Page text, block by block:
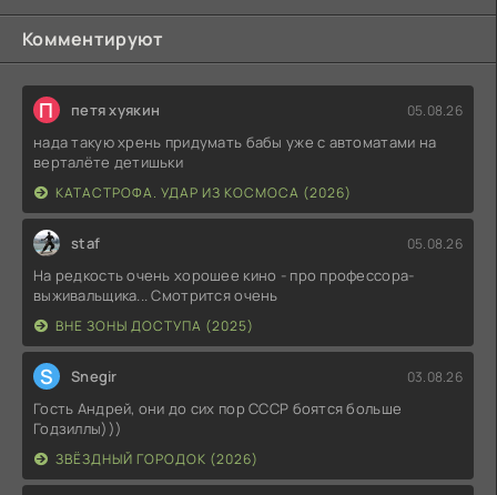
Комментируют
П петя хуякин 05.08.26
нада такую хрень придумать бабы уже с автоматами на
верталёте детишьки
КАТАСТРОФА. УДАР ИЗ КОСМОСА (2026)
staf 05.08.26
На редкость очень хорошее кино - про профессора-
выживальщика... Смотрится очень
ВНЕ ЗОНЫ ДОСТУПА (2025)
S Snegir 03.08.26
Гость Андрей, они до сих пор СССР боятся больше
Годзиллы)))
ЗВЁЗДНЫЙ ГОРОДОК (2026)